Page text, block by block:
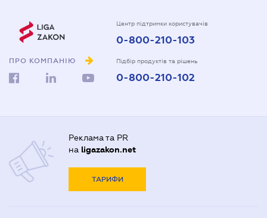
ПРО КОМПАНІЮ
Центр підтримки користувачів
0-800-210-103
Підбір продуктів та рішень
0-800-210-102
Реклама та PR
на ligazakon.net
ТАРИФИ